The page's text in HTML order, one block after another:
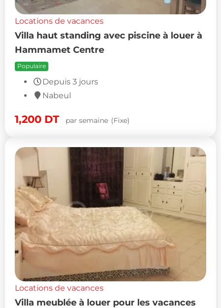
Locations de vacances
Villa haut standing avec piscine à louer à
Hammamet Centre
Populaire
Depuis 3 jours
Nabeul
1,200 DT par semaine (Fixe)
Locations de vacances
Villa meublée à louer pour les vacances